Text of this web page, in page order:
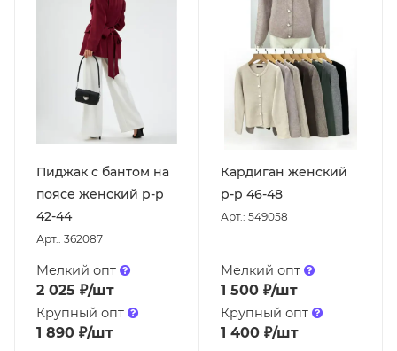
Пиджак с бантом на
поясе женский р-р
42-44
Арт.: 362087
Мелкий опт
2 025 ₽/шт
Крупный опт
1 890 ₽/шт
Кардиган женский
р-р 46-48
Арт.: 549058
Мелкий опт
1 500₽/шт
Крупный опт
1 400₽/шт